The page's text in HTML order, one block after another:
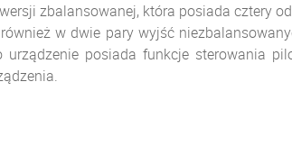
zbalansowanej, która posiada cztery
w dwie pary wyjść
urządzenie posiada funkcje sterowania